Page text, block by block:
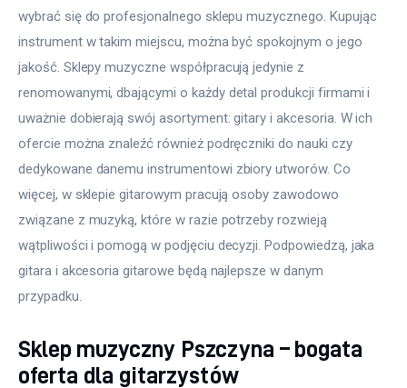
wybrać się do profesjonalnego sklepu muzycznego. Kupując
instrument w takim miejscu, można być spokojnym o jego
jakość. Sklepy muzyczne współpracują jedynie z
renomowanymi, dbającymi o każdy detal produkcji firmami i
uważnie dobierają swój asortyment: gitary i akcesoria. W ich
ofercie można znaleźć również podręczniki do nauki czy
dedykowane danemu instrumentowi zbiory utworów. Co
więcej, w sklepie gitarowym pracują osoby zawodowo
związane z muzyką, które w razie potrzeby rozwieją
wątpliwości i pomogą w podjęciu decyzji. Podpowiedzą, jaka
gitara i akcesoria gitarowe będą najlepsze w danym
przypadku.
Sklep muzyczny Pszczyna – bogata
oferta dla gitarzystów